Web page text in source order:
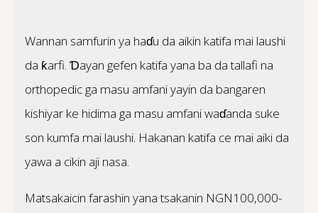
Wannan samfurin ya haɗu da aikin katifa mai laushi
da ƙarfi. Ɗayan gefen katifa yana ba da tallafi na
orthopedic ga masu amfani yayin da bangaren
kishiyar ke hidima ga masu amfani waɗanda suke
son kumfa mai laushi. Hakanan katifa ce mai aiki da
yawa a cikin aji nasa.
Matsakaicin farashin yana tsakanin NGN100,000-